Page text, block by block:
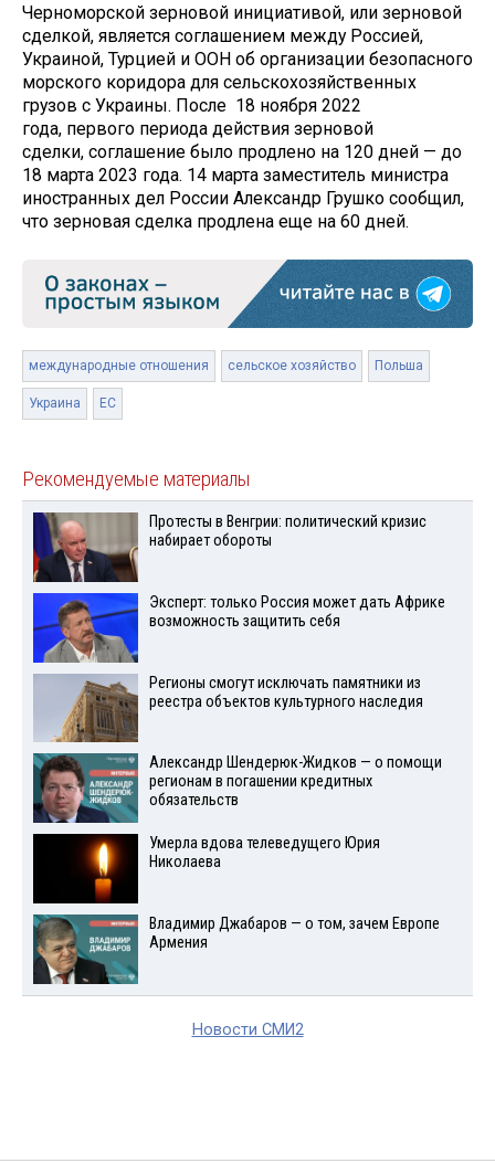
Черноморской зерновой инициативой, или зерновой
сделкой, является соглашением между Россией,
Украиной, Турцией и ООН об организации безопасного
морского коридора для сельскохозяйственных
грузов c Украины. После 18 ноября 2022
года, первого периода действия зерновой
сделки, соглашение было продлено на 120 дней — до
18 марта 2023 года. 14 марта заместитель министра
иностранных дел России Александр Грушко сообщил,
что зерновая сделка продлена еще на 60 дней.
международные отношения сельское хозяйство Польша
Украина ЕС
Рекомендуемые материалы
Протесты в Венгрии: политический кризис
набирает обороты
Эксперт: только Россия может дать Африке
возможность защитить себя
Регионы смогут исключать памятники из
реестра объектов культурного наследия
Александр Шендерюк-Жидков — о помощи
регионам в погашении кредитных
обязательств
Умерла вдова телеведущего Юрия
Николаева
Владимир Джабаров — о том, зачем Европе
Армения
Новости СМИ2